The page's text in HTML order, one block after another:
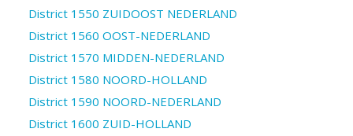
District 1550 ZUIDOOST NEDERLAND
District 1560 OOST-NEDERLAND
District 1570 MIDDEN-NEDERLAND
District 1580 NOORD-HOLLAND
District 1590 NOORD-NEDERLAND
District 1600 ZUID-HOLLAND